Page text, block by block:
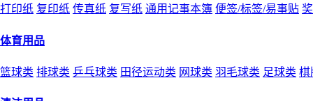
打印纸 复印纸 传真纸 复写纸 通用记事本簿 便签/标签/易事贴
体育用品
篮球类 排球类 乒乓球类 田径运动类 网球类 羽毛球类 足球类 棋